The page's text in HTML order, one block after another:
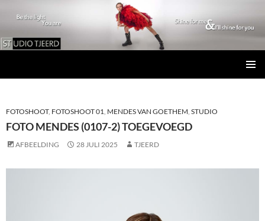
INHOUD
FOTOSHOOT, FOTOSHOOT 01, MENDES VAN GOETHEM, STUDIO
FOTO MENDES (0107-2) TOEGEVOEGD
AFBEELDING 28 JULI 2025 TJEERD